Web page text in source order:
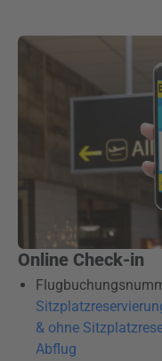
Online Check-in
& ohne
Abflug